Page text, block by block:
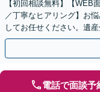
【初回相談無料】【WEB
／丁寧なヒアリング】お
してお任せください。遺
続、使い込み・寄与分な
電話で面談予